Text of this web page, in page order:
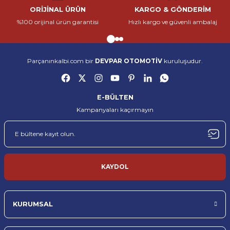
Parçanınkalbi.com, otomotiv yedek parça sektöründe güvenilir, hızlı ve
kaliteli hizmet sunmak amacıyla kurulmuş öncü bir e-ticaret
parçaları en uygun fiyatlarla müşterilerimize ulaştırıyoruz.
Yedek parçanın sadece bir ürün değil, aracın kalbi olduğuna inanıyoruz. Bu
nedenle her siparişi, bir aracın yeniden hayata dönmesine katkı sağlayacak
önemli bir adım olarak görüyoruz. Geniş ürün yelpazemiz, uzman
hem de servislerin tüm ihtiyaçlarına çözüm sunuyoruz.
Parçanınkalbi.com, otomotiv yedek parça sektöründe güvenilir, hızlı ve
kaliteli hizmet sunmak amacıyla kurulmuş öncü bir e-ticaret
platformudur. Her marka ve model araca uygun, %100 orijinal yedek
Yedek parçanın sadece bir ürün değil, aracın kalbi olduğuna inanıyoruz. Bu
nedenle her siparişi, bir aracın yeniden hayata dönmesine katkı sağlayacak
ORİJİNAL ÜRÜN
%100 orijinal ürün garantisi
KARGO & GÖNDERİM
Hızlı kargo ve güvenli ambalaj
Parçanınkalbi.com bir DEVPAR OTOMOTİV kuruluşudur.
KURUMSAL
E-BÜLTEN
Kampanyaları kaçırmayın
KAYDOL